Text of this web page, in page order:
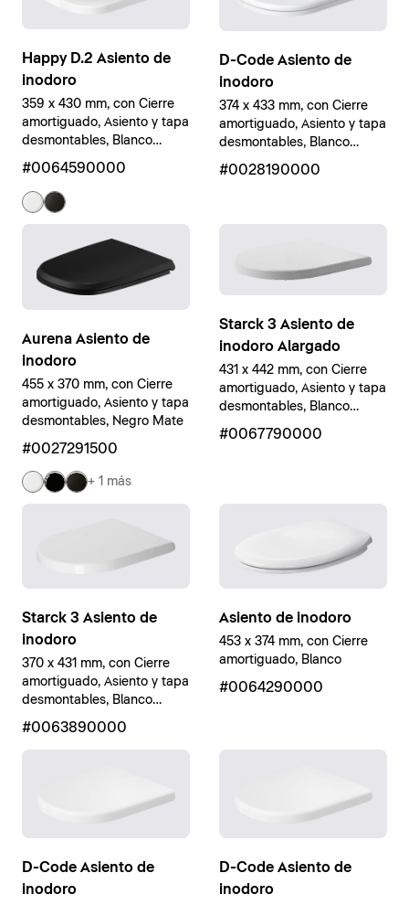
Happy D.2 Asiento de
inodoro
359 x 430 mm, con Cierre
amortiguado, Asiento y tapa
desmontables, Blanco
brillante
#0064590000
D-Code Asiento de
inodoro
374 x 433 mm, con Cierre
amortiguado, Asiento y tapa
desmontables, Blanco
brillante
#0028190000
Aurena Asiento de
inodoro
455 x 370 mm, con Cierre
amortiguado, Asiento y tapa
desmontables, Negro Mate
#0027291500
+ 1 más
Starck 3 Asiento de
inodoro Alargado
431 x 442 mm, con Cierre
amortiguado, Asiento y tapa
desmontables, Blanco
brillante
#0067790000
Starck 3 Asiento de
inodoro
370 x 431 mm, con Cierre
amortiguado, Asiento y tapa
desmontables, Blanco
brillante
#0063890000
Asiento de inodoro
453 x 374 mm, con Cierre
amortiguado, Blanco
#0064290000
D-Code Asiento de
inodoro
D-Code Asiento de
inodoro